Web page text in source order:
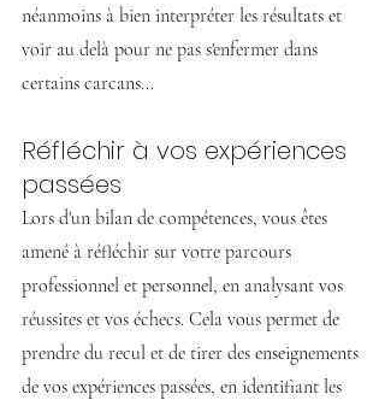
néanmoins à bien interpréter les résultats et
voir au delà pour ne pas s'enfermer dans
certains carcans...
Réfléchir à vos expériences
passées
Lors d'un bilan de compétences, vous êtes
amené à réfléchir sur votre parcours
professionnel et personnel, en analysant vos
réussites et vos échecs. Cela vous permet de
prendre du recul et de tirer des enseignements
de vos expériences passées, en identifiant les